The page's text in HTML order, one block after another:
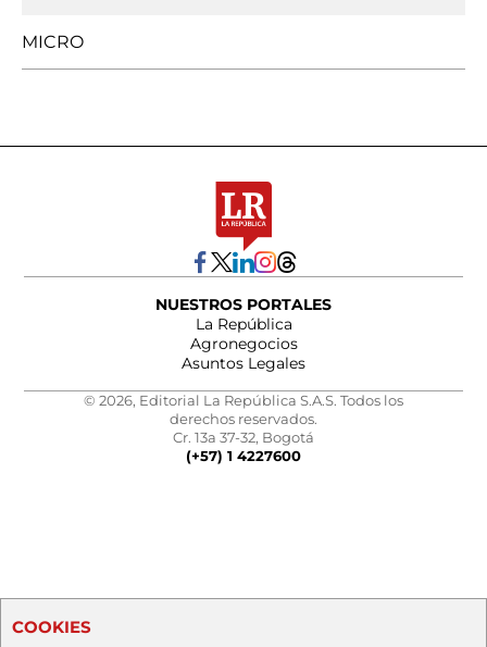
MICRO
NUESTROS PORTALES
La República
Agronegocios
Asuntos Legales
© 2026, Editorial La República S.A.S. Todos los
derechos reservados.
Cr. 13a 37-32, Bogotá
(+57) 1 4227600
COOKIES